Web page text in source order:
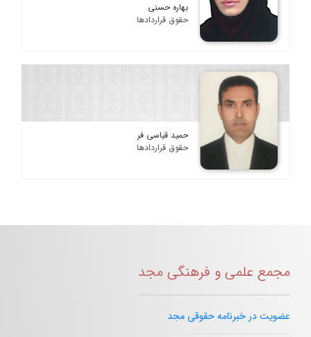
بهاره حسنی
حقوق قراردادها
حمید قیاسی فر
حقوق قراردادها
مجمع علمی و فرهنگی مجد
عضویت در خبرنامه حقوقی مجد